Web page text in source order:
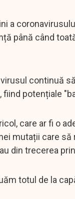
a
până când
continuă
potențiale
care ar fi o
mutații care
din trecerea
totul de la